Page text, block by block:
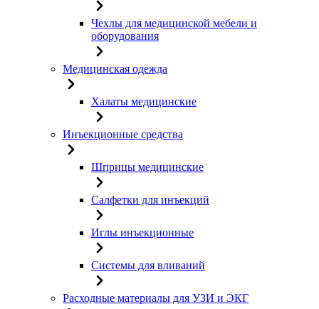
Чехлы для медицинской мебели и
оборудования
Медицинская одежда
Халаты медицинские
Инъекционные средства
Шприцы медицинские
Салфетки для инъекций
Иглы инъекционные
Системы для вливаний
Расходные материалы для УЗИ и ЭКГ